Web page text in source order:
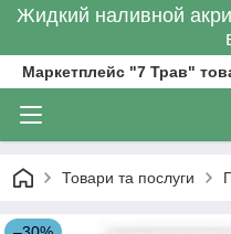
Жидкий наливной
Маркетплейс "7 Трав"
Товари та послуги